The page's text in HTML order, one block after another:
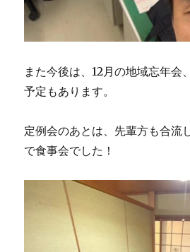
また今後は、12月の地域忘年会
予定もあります。
定例会のあとは、先輩方も合流
で食事会でした！